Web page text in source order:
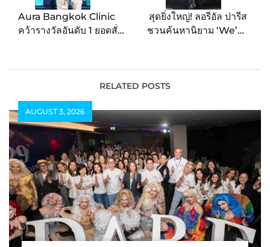
Aura Bangkok Clinic
คว้ารางวัลอันดับ 1 ยอดสั่ง
สุดยิ่งใหญ่! ลอรีอัล ปารีส
ชวนค้นหานิยาม ‘We’re
ณิชา-พีพี-เจมีไนน์ ร่วม
ประกาศจุดยืน พร้อมโชว์
เมืองไทย ณ River Park
ICONSIAM
RELATED POSTS
AUGUST 3, 2026